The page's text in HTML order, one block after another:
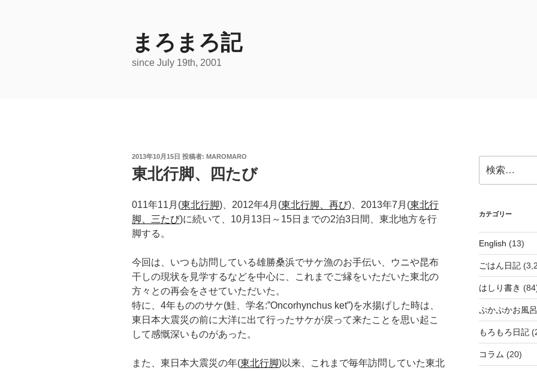
まろまろ記
since July 19th, 2001
投
日:
2013年10月15日 投稿者: MAROMARO
東北行脚、四たび
011年11月(東北行脚)、2012年4月(東北行脚、再び)、2013年7月(東北行
脚、三たび)に続いて、10月13日～15日までの2泊3日間、東北地方を行
脚する。
今回は、いつも訪問している雄勝桑浜でサケ漁のお手伝い、ウニや昆布
干しの現状を見学するなどを中心に、これまでご縁をいただいた東北の
方々との再会をさせていただいた。
特に、4年もののサケ(鮭、学名:”Oncorhynchus ket”)を水揚げした時は、
東日本大震災の前に大洋に出て行ったサケが戻って来たことを思い起こ
して感慨深いものがあった。
また、東日本大震災の年(東北行脚)以来、これまで毎年訪問していた東北
索:
カテゴリー
English (13)
ごはん日記
はしり書き
ぷかぷかお風
もろもろ日記
コラム (20)